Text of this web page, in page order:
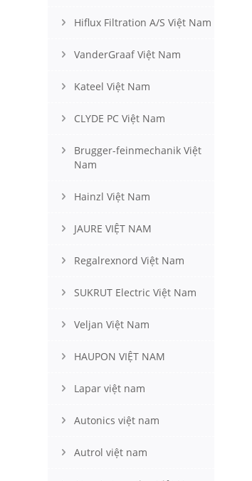
Hiflux Filtration A/S Việt Nam
VanderGraaf Việt Nam
Kateel Việt Nam
CLYDE PC Việt Nam
Brugger-feinmechanik Việt
Nam
Hainzl Việt Nam
JAURE VIỆT NAM
Regalrexnord Việt Nam
SUKRUT Electric Việt Nam
Veljan Việt Nam
HAUPON VIỆT NAM
Lapar việt nam
Autonics việt nam
Autrol việt nam